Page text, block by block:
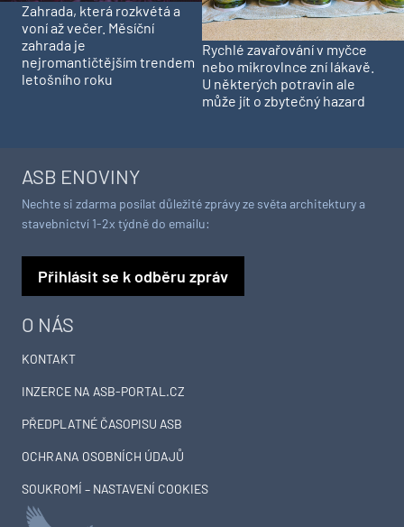
Zahrada, která rozkvétá a
voní až večer. Měsíční
zahrada je
nejromantičtějším trendem
letošního roku
Rychlé zavařování v myčce
nebo mikrovlnce zní lákavě.
U některých potravin ale
může jít o zbytečný hazard
O NÁS
KONTAKT
INZERCE NA ASB-PORTAL.CZ
PŘEDPLATNÉ ČASOPISU ASB
OCHRANA OSOBNÍCH ÚDAJŮ
SOUKROMÍ – NASTAVENÍ COOKIES
ASB ENOVINY
Nechte si zdarma posílat důležité zprávy ze světa architektury a
stavebnictví 1-2x týdně do emailu:
Přihlásit se k odběru zpráv